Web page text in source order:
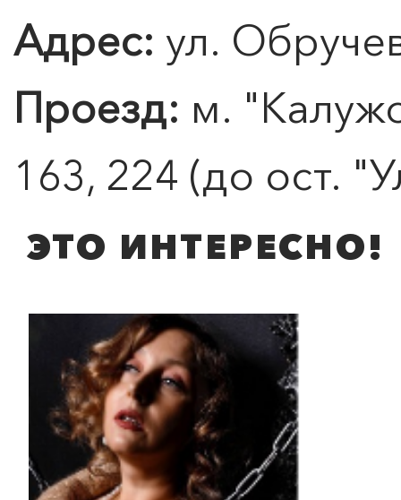
Адрес: ул.
Проезд: м.
163, 224 (до ост.
ЭТО ИНТЕРЕСНО!